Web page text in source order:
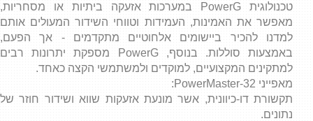
טכנולוגית PowerG במערכות אזעקה ביתיות או מסחריות,
מאפשר את האמינות, העמידות וטווחי השידור המעולים אותם
למדנו להכיר ביישומים אלחוטיים מתקדמים - אך הפעם,
באמצעות סוללות. בנוסף, PowerG מספקת יתרונות רבים
למתקינים המקצועיים, למוקדים ולמשתמשי הקצה כאחד.
מאפייני PowerMaster-32:
תקשורת דו-כיוונית, אשר מונעת אזעקות שווא ושידור חוזר של
נתונים.